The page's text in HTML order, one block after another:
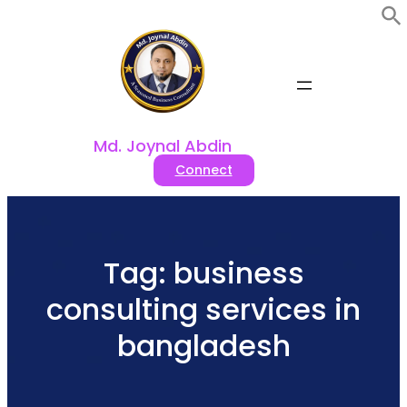
Md. Joynal Abdin
Connect
Tag: business
consulting services in
bangladesh